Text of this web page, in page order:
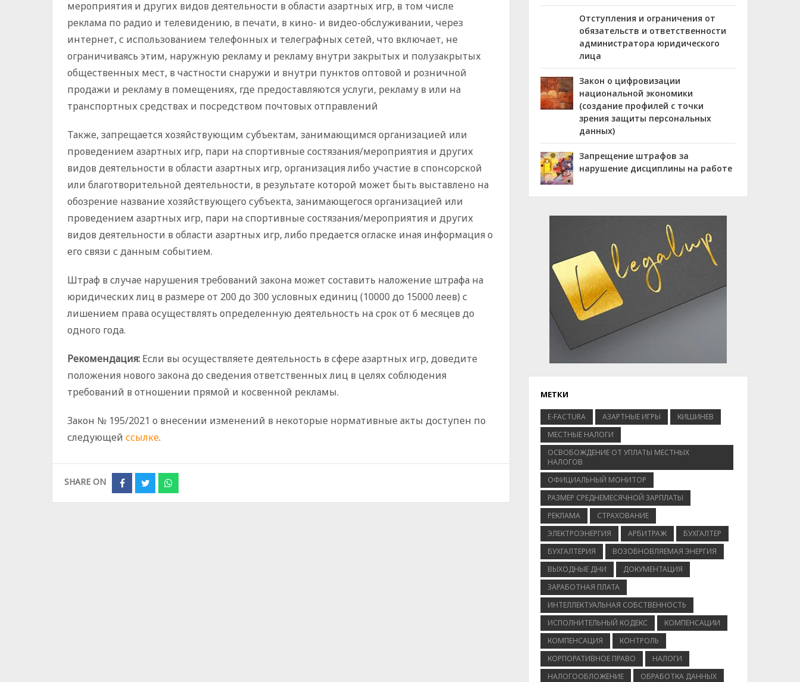
мероприятия и других видов деятельности в области азартных игр, в том числе
реклама по радио и телевидению, в печати, в кино- и видео-обслуживании, через
интернет, с использованием телефонных и телеграфных сетей, что включает, не
ограничиваясь этим, наружную рекламу и рекламу внутри закрытых и полузакрытых
общественных мест, в частности снаружи и внутри пунктов оптовой и розничной
продажи и рекламу в помещениях, где предоставляются услуги, рекламу в или на
транспортных средствах и посредством почтовых отправлений
Также, запрещается хозяйствующим субъектам, занимающимся организацией или
проведением азартных игр, пари на спортивные состязания/мероприятия и других
видов деятельности в области азартных игр, организация либо участие в спонсорской
или благотворительной деятельности, в результате которой может быть выставлено на
обозрение название хозяйствующего субъекта, занимающегося организацией или
проведением азартных игр, пари на спортивные состязания/мероприятия и других
видов деятельности в области азартных игр, либо предается огласке иная информация о
его связи с данным событием.
Штраф в случае нарушения требований закона может составить наложение штрафа на
юридических лиц в размере от 200 до 300 условных единиц (10000 до 15000 леев) с
лишением права осуществлять определенную деятельность на срок от 6 месяцев до
одного года.
Рекомендация: Если вы осуществляете деятельность в сфере азартных игр, доведите
положения нового закона до сведения ответственных лиц в целях соблюдения
требований в отношении прямой и косвенной рекламы.
Закон № 195/2021 о внесении изменений в некоторые нормативные акты доступен по
следующей ссылке.
SHARE ON
Share Share
Отступления и ограничения от
обязательств и ответственности
администратора юридического
лица
Закон о цифровизации
национальной экономики
(создание профилей с точки
зрения защиты персональных
данных)
Запрещение штрафов за
нарушение дисциплины на работе
МЕТКИ
E-FACTURA АЗАРТНЫЕ ИГРЫ
КИШИНЕВ
МЕСТНЫЕ НАЛОГИ
ОСВОБОЖДЕНИЕ ОТ УПЛАТЫ МЕСТНЫХ
НАЛОГОВ
ОФИЦИАЛЬНЫЙ МОНИТОР
РАЗМЕР СРЕДНЕМЕСЯЧНОЙ ЗАРПЛАТЫ
РЕКЛАМА
СТРАХОВАНИЕ
ЭЛЕКТРОЭНЕРГИЯ
АРБИТРАЖ
БУХГАЛТЕР
БУХГАЛТЕРИЯ
ВОЗОБНОВЛЯЕМАЯ ЭНЕРГИЯ
ВЫХОДНЫЕ ДНИ
ДОКУМЕНТАЦИЯ
ЗАРАБОТНАЯ ПЛАТА
ИНТЕЛЛЕКТУАЛЬНАЯ СОБСТВЕННОСТЬ
ИСПОЛНИТЕЛЬНЫЙ КОДЕКС
КОМПЕНСАЦИИ
КОМПЕНСАЦИЯ
КОНТРОЛЬ
КОРПОРАТИВНОЕ ПРАВО
НАЛОГИ
НАЛОГООБЛОЖЕНИЕ
ОБРАБОТКА ДАННЫХ